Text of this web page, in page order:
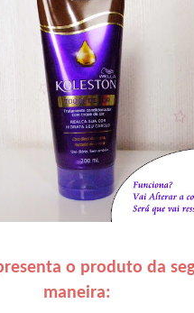
o produto da
maneira: